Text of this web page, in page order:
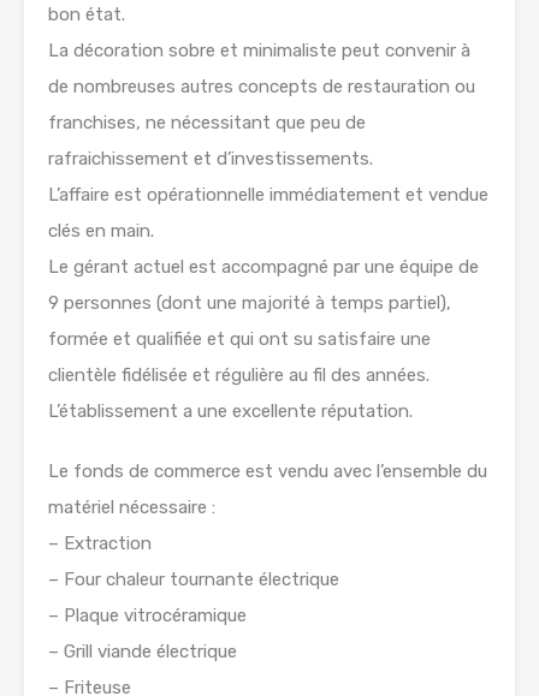
bon état.
La décoration sobre et minimaliste peut convenir à
de nombreuses autres concepts de restauration ou
franchises, ne nécessitant que peu de
rafraichissement et d’investissements.
L’affaire est opérationnelle immédiatement et vendue
clés en main.
Le gérant actuel est accompagné par une équipe de
9 personnes (dont une majorité à temps partiel),
formée et qualifiée et qui ont su satisfaire une
clientèle fidélisée et régulière au fil des années.
L’établissement a une excellente réputation.
Le fonds de commerce est vendu avec l’ensemble du
matériel nécessaire :
– Extraction
– Four chaleur tournante électrique
– Plaque vitrocéramique
– Grill viande électrique
– Friteuse